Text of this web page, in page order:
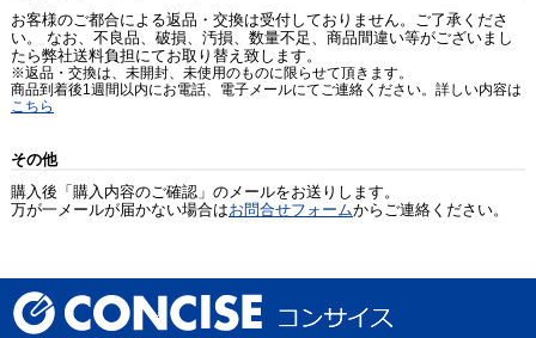
お客様のご都合による返品・交換は受付しておりません。ご了承くださ
い。 なお、不良品、破損、汚損、数量不足、商品間違い等がございまし
たら弊社送料負担にてお取り替え致します。
※返品・交換は、未開封、未使用のものに限らせて頂きます。
商品到着後1週間以内にお電話、電子メールにてご連絡ください。詳しい内容は
こちら
その他
購入後「購入内容のご確認」のメールをお送りします。
万が一メールが届かない場合はお問合せフォームからご連絡ください。